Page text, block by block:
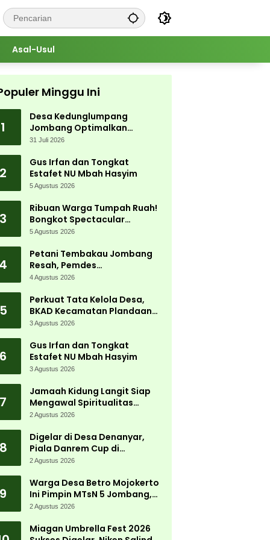
Asal-Usul
Minggu Ini
1
Desa Kedunglumpang
Jombang Optimalkan
Singkong Lokal, Warga Diajari
31 Juli 2026
2
Gus Irfan dan Tongkat
Estafet NU Mbah Hasyim
5 Agustus 2026
3
Ribuan Warga Tumpah Ruah!
Bongkot Spectacular
Carnival 2026 Jadi Pesta
Peterongan
5 Agustus 2026
4
Petani Tembakau Jombang
Resah, Pemdes
Tanjungwadung dan Disperta
4 Agustus 2026
5
Perkuat Tata Kelola Desa,
BKAD Kecamatan Plandaan
Gelar Pelatihan Aparatur
3 Agustus 2026
6
Gus Irfan dan Tongkat
Estafet NU Mbah Hasyim
3 Agustus 2026
7
Jamaah Kidung Langit Siap
Mengawal Spiritualitas
Muktamar NU
2 Agustus 2026
8
Digelar di Desa Denanyar,
Piala Danrem Cup di
Jombang Fokus Cetak Bibit
2 Agustus 2026
9
Warga Desa Betro Mojokerto
Ini Pimpin MTsN 5 Jombang,
Kembali Mengabdi di
2 Agustus 2026
Miagan Umbrella Fest 2026